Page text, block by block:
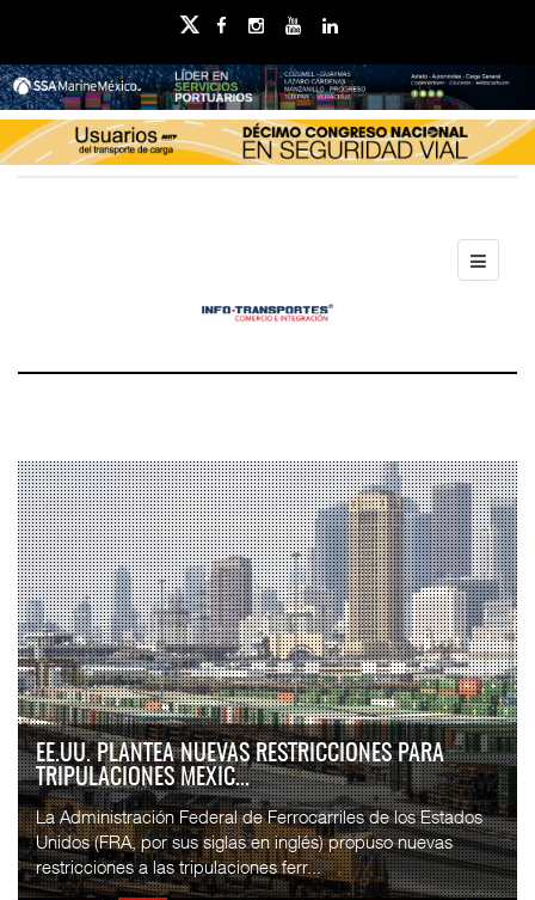
EE.UU. PLANTEA NUEVAS RESTRICCIONES PARA
TRIPULACIONES MEXIC...
La Administración Federal de Ferrocarriles de los Estados
Unidos (FRA, por sus siglas en inglés) propuso nuevas
restricciones a las tripulaciones ferr...